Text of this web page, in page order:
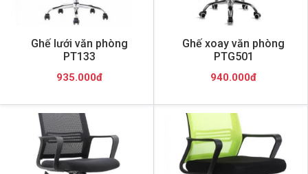
Ghế lưới văn phòng
PT133
935.000đ
Ghế xoay văn phòng
PTG501
940.000đ